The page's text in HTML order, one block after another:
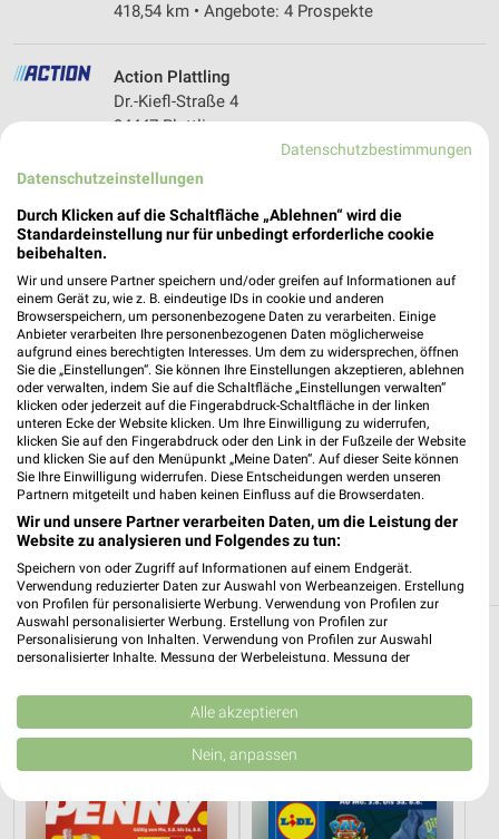
418,54 km • Angebote: 4 Prospekte
❯
Action Plattling
Dr.-Kiefl-Straße 4
94447 Plattling
Landrat-Krug-Str. 12
94447 Plattling
Heute 07:00 - 20:00 Uhr |
Geschlossen
417,34 km • Angebote: 4 Prospekte
Netto Marken-Discount Pilsting
Landshuter Str. 17
94431 Pilsting
Heute 07:00 - 20:00 Uhr | Geschlossen
428,43 km • Angebote: 4 Prospekte
Discounter Angebote und Prospekte für
13 Prospekte
PENNY Lidl
Datenschutzbestimmungen
Datenschutzeinstellungen
Durch Klicken auf die Schaltfläche „Ablehnen“ wird die
Standardeinstellung nur für unbedingt erforderliche cookie
beibehalten.
Wir und unsere Partner speichern und/oder greifen auf Informationen auf
einem Gerät zu, wie z. B. eindeutige IDs in cookie und anderen
Browserspeichern, um personenbezogene Daten zu verarbeiten. Einige
Anbieter verarbeiten Ihre personenbezogenen Daten möglicherweise
aufgrund eines berechtigten Interesses. Um dem zu widersprechen, öffnen
Sie die „Einstellungen“. Sie können Ihre Einstellungen akzeptieren, ablehnen
oder verwalten, indem Sie auf die Schaltfläche „Einstellungen verwalten“
klicken oder jederzeit auf die Fingerabdruck-Schaltfläche in der linken
unteren Ecke der Website klicken. Um Ihre Einwilligung zu widerrufen,
klicken Sie auf den Fingerabdruck oder den Link in der Fußzeile der Website
und klicken Sie auf den Menüpunkt „Meine Daten“. Auf dieser Seite können
Sie Ihre Einwilligung widerrufen. Diese Entscheidungen werden unseren
Partnern mitgeteilt und haben keinen Einfluss auf die Browserdaten.
Wir und unsere Partner verarbeiten Daten, um die Leistung der
Website zu analysieren und Folgendes zu tun:
Speichern von oder Zugriff auf Informationen auf einem Endgerät.
Verwendung reduzierter Daten zur Auswahl von Werbeanzeigen. Erstellung
von Profilen für personalisierte Werbung. Verwendung von Profilen zur
Auswahl personalisierter Werbung. Erstellung von Profilen zur
Personalisierung von Inhalten. Verwendung von Profilen zur Auswahl
personalisierter Inhalte. Messung der Werbeleistung. Messung der
Kombinationen von Daten aus verschiedenen Quellen. Entwicklung und
Verbesserung der Angebote. Verwendung reduzierter Daten zur Auswahl
von Inhalten.
Daten können außerhalb der Europäischen Union weitergegeben und in die
USA gesendet werden.
Website/App.
Alle akzeptieren
Nein, anpassen